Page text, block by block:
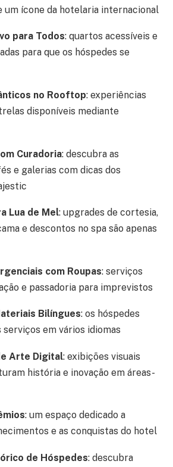
um ícone da hotelaria internacional
para Todos: quartos acessíveis e
para que os hóspedes se
no Rooftop: experiências
disponíveis mediante
Curadoria: descubra as
e galerias com dicas dos
Lua de Mel: upgrades de cortesia,
e descontos no spa são apenas
com Roupas: serviços
e passadoria para imprevistos
Bilíngues: os hóspedes
em vários idiomas
Arte Digital: exibições visuais
história e inovação em áreas-
: um espaço dedicado a
e as conquistas do hotel
de Hóspedes: descubra